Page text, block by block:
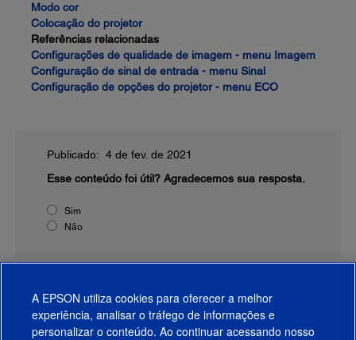
Modo cor
Colocação do projetor
Referências relacionadas
Configurações de qualidade de imagem - menu Imagem
Configuração de sinal de entrada - menu Sinal
Configuração de opções do projetor - menu ECO
Publicado: 4 de fev. de 2021
Esse conteúdo foi útil? Agradecemos sua resposta.
Sim
Não
A EPSON utiliza cookies para oferecer a melhor
experiência, analisar o tráfego de informações e
personalizar o conteúdo. Ao continuar acessando nosso